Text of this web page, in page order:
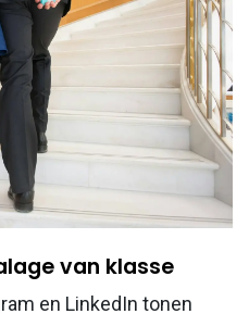
van klasse
en LinkedIn tonen